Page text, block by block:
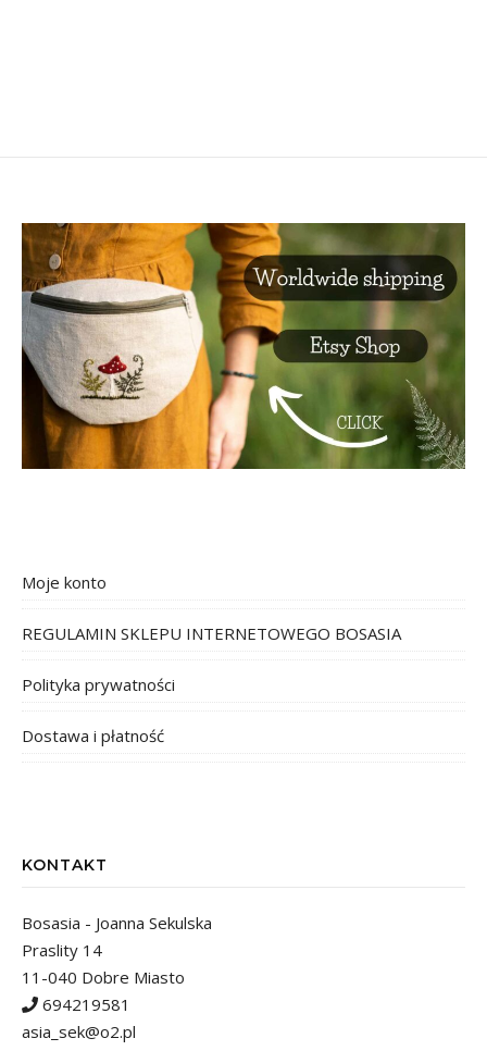
Moje konto
REGULAMIN SKLEPU INTERNETOWEGO BOSASIA
Polityka prywatności
Dostawa i płatność
KONTAKT
Bosasia - Joanna Sekulska
Praslity 14
11-040 Dobre Miasto
694219581
asia_sek@o2.pl